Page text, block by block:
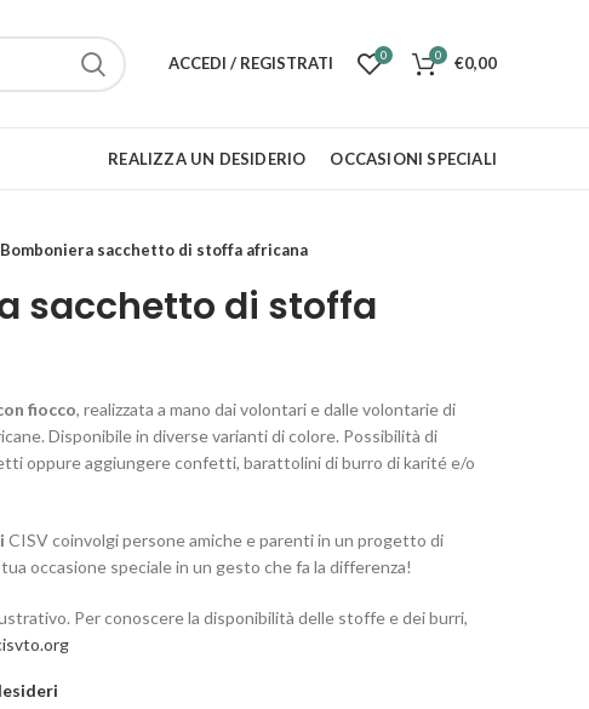
ACCEDI / REGISTRATI 0 0 €0,00
REALIZZA UN DESIDERIO OCCASIONI SPECIALI
Bomboniera sacchetto di stoffa africana
sacchetto di stoffa
fiocco, realizzata a mano dai volontari e dalle volontarie di
Disponibile in diverse varianti di colore. Possibilità di
oppure aggiungere confetti, barattolini di burro di karité e/o
CISV coinvolgi persone amiche e parenti in un progetto di
occasione speciale in un gesto che fa la differenza!
Per conoscere la disponibilità delle stoffe e dei burri,